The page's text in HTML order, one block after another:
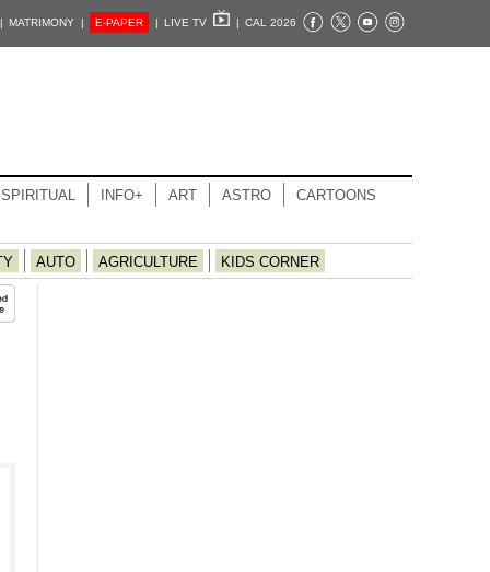
MATRIMONY | E-PAPER | LIVE TV | CAL 2026
SPIRITUAL INFO+ ART ASTRO CARTOONS
AUTO AGRICULTURE KIDS CORNER